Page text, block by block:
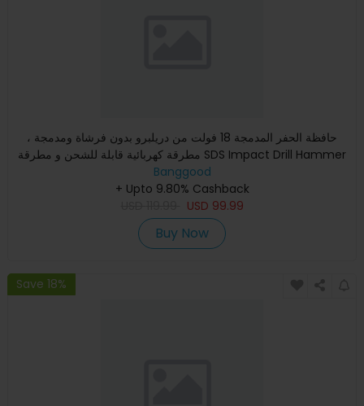
حافظة الحفر المدمجة 18 فولت من دريلبرو بدون فرشاة ومدمجة ،
مطرقة كهربائية قابلة للشحن و مطرقة SDS Impact Drill Hammer
Fi
Banggood
+ Upto 9.80% Cashback
USD 99.99
Buy Now
Save 18%